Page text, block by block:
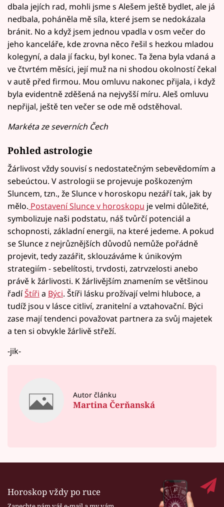
dbala jejích rad, mohli jsme s Alešem ještě bydlet, ale já
nedbala, poháněla mě síla, které jsem se nedokázala
bránit. No a když jsem jednou vpadla v osm večer do
jeho kanceláře, kde zrovna něco řešil s hezkou mladou
kolegyní, a dala jí facku, byl konec. Ta žena byla vdaná a
ve čtvrtém měsíci, její muž na ni shodou okolností čekal
v autě před firmou. Mou omluvu nakonec přijala, i když
byla evidentně zděšená na nejvyšší míru. Aleš omluvu
nepřijal, ještě ten večer se ode mě odstěhoval.
Markéta ze severních Čech
Pohled astrologie
Žárlivost vždy souvisí s nedostatečným sebevědomím a
sebeúctou. V astrologii se projevuje poškozeným
Sluncem, tzn., že Slunce v horoskopu nezáří tak, jak by
mělo. Postavení Slunce v horoskopu je velmi důležité,
symbolizuje naši podstatu, náš tvůrčí potenciál a
schopnosti, základní energii, na které jedeme. A pokud
se Slunce z nejrůznějších důvodů nemůže pořádně
projevit, tedy zazářit, sklouzáváme k únikovým
strategiím - sebelítosti, trvdosti, zatrvzelosti anebo
právě k žárlivosti. K žárlivějším znamením se většinou
řadíŠtíři a Býci. Štíři lásku prožívají velmi hluboce, a
tudíž jsou v lásce citliví, zranitelní a vztahovační. Býci
zase mají tendenci považovat partnera za svůj majetek
a ten si obvykle žárlivě střeží.
-jik-
Autor článku
Martina Čerňanská
Horoskop vždy po ruce